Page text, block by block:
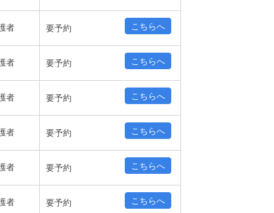
者 要予約 こちらへ
者 要予約 こちらへ
者 要予約 こちらへ
者 要予約 こちらへ
者 要予約 こちらへ
者 要予約 こちらへ